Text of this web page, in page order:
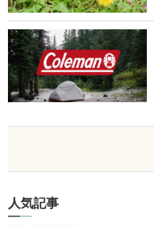
人気記事